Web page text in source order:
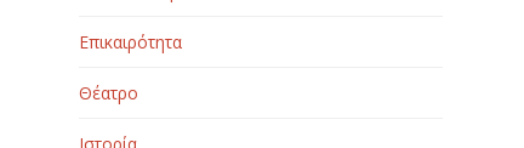
Επικαιρότητα
Θέατρο